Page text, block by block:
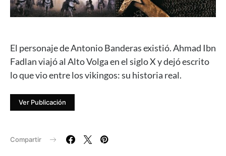
El personaje de Antonio Banderas existió. Ahmad Ibn
Fadlan viajó al Alto Volga en el siglo X y dejó escrito
lo que vio entre los vikingos: su historia real.
Ver Publicación
Compartir